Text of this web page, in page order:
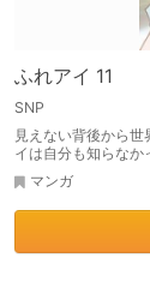
ふれアイ 11
SNP
見えない背後から
イは自分も知らなか
マンガ